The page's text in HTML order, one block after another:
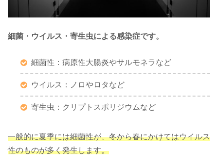
細菌・ウイルス・寄生虫による感染症です。
細菌性：病原性大腸炎やサルモネラなど
ウイルス：ノロやロタなど
寄生虫：クリプトスポリジウムなど
一般的に夏季には細菌性が、冬から春にかけてはウイルス
性のものが多く発生します。